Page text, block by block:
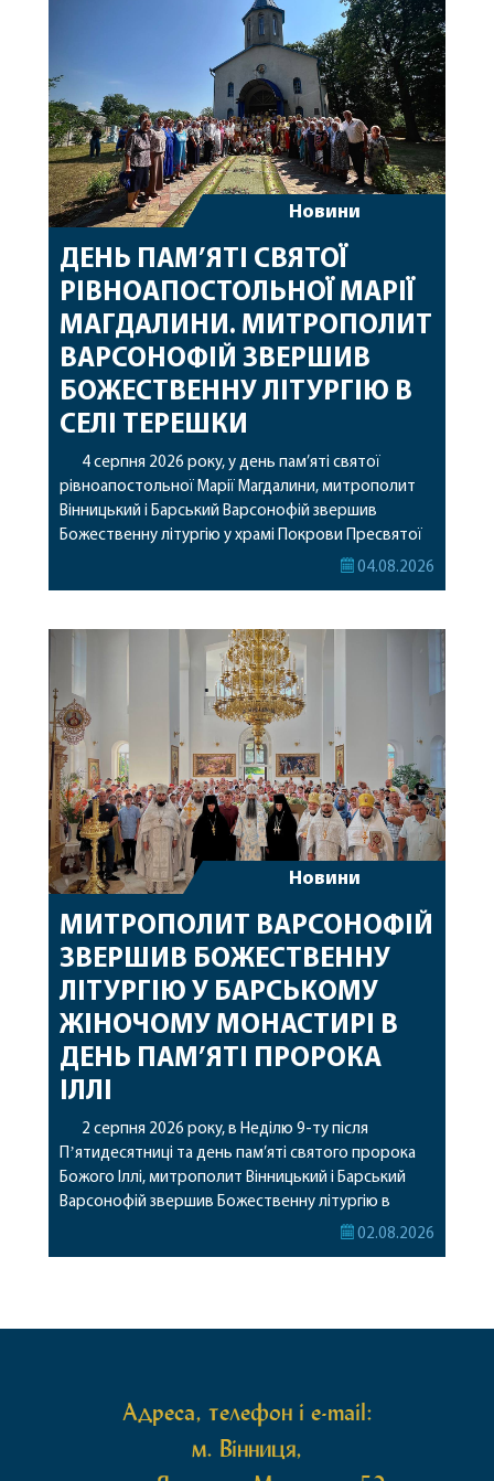
Новини
ДЕНЬ ПАМ’ЯТІ СВЯТОЇ
РІВНОАПОСТОЛЬНОЇ МАРІЇ
МАГДАЛИНИ. МИТРОПОЛИТ
ВАРСОНОФІЙ ЗВЕРШИВ
БОЖЕСТВЕННУ ЛІТУРГІЮ В
СЕЛІ ТЕРЕШКИ
4 серпня 2026 року, у день пам’яті святої
рівноапостольної Марії Магдалини, митрополит
Вінницький і Барський Варсонофій звершив
Божественну літургію у храмі Покрови Пресвятої
Богородиці села Терешки Барського благочиння.
рівноапостольної Марії Магдалини з часткою її
святих мощей, передана зі Святої Гори Афон.
Також для поклоніння вірянам […]
04.08.2026
Новини
МИТРОПОЛИТ ВАРСОНОФІЙ
ЗВЕРШИВ БОЖЕСТВЕННУ
ЛІТУРГІЮ У БАРСЬКОМУ
ЖІНОЧОМУ МОНАСТИРІ В
ДЕНЬ ПАМ’ЯТІ ПРОРОКА
ІЛЛІ
2 серпня 2026 року, в Неділю 9-ту після
Пʼятидесятниці та день пам’яті святого пророка
Божого Іллі, митрополит Вінницький і Барський
Варсонофій звершив Божественну літургію в
Барському жіночому монастирі. Перед початком
02.08.2026
Адреса, телефон і e-mail:
м. Вінниця,